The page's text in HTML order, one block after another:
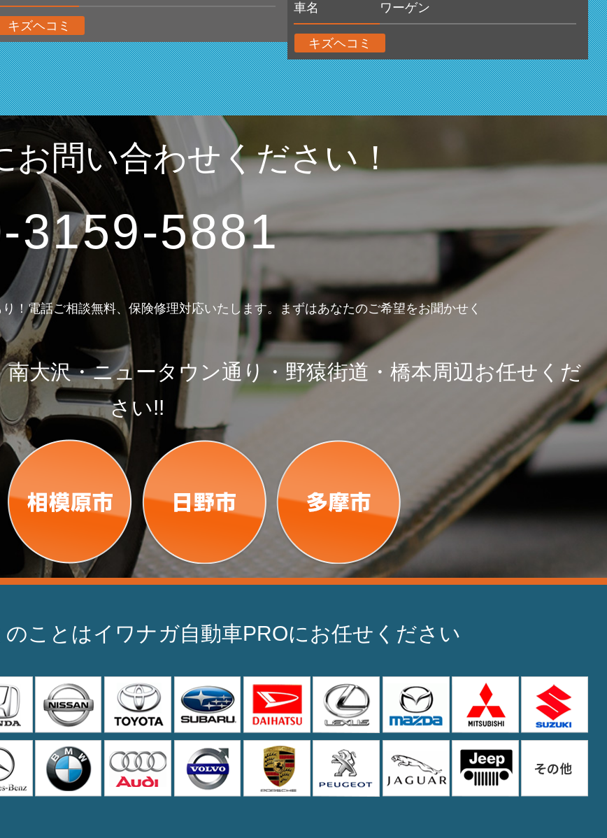
キズヘコミ
車名 ワーゲン
キズヘコミ
お問い合わせください！
3159-5881
！電話ご相談無料、保険修理対応いたします。まずはあなたのご希望をお聞かせく
大沢・ニュータウン通り・野猿街道・橋本周辺お任せくだ
さい!!
ことはイワナガ自動車PROにお任せください